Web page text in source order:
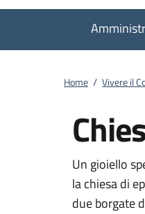
Home / Vivere il
Un gioiello
la chiesa di
due borgate